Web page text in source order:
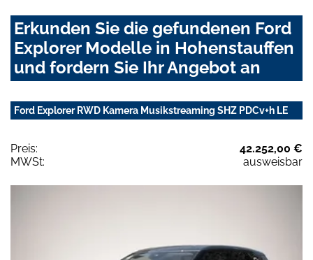
Erkunden Sie die gefundenen Ford
Explorer Modelle in Hohenstauffen
und fordern Sie Ihr Angebot an
Ford Explorer RWD Kamera Musikstreaming SHZ PDCv+h LE
Preis:
42.252,00 €
MWSt:
ausweisbar